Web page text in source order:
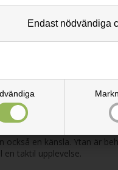
yta som med tiden
i
för en rad olika
elegant Linoleumskiva
efter dina
funktion, vilket gör det
sig från dämpade
matt finish bidrar också
en känsla. Ytan är
taktil upplevelse.